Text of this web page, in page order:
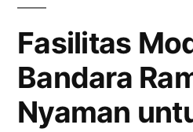
Anda”
Ramada
Inn
Airport:
Nyaman
Fasilitas
Bandara
Nyaman